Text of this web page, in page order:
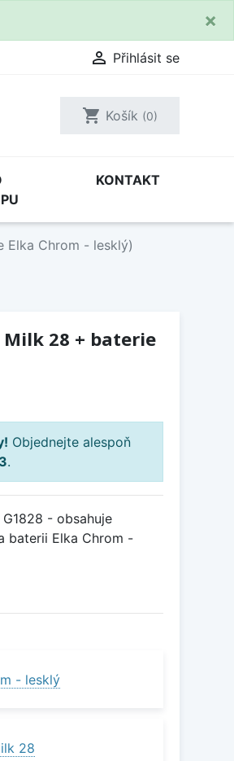
×
 Přihlásit se
shopping_cart Košík (0)
KONTAKT
Elka Chrom - lesklý)
Milk 28 + baterie
Objednejte alespoň
.
- obsahuje
baterii Elka Chrom -
- lesklý
28